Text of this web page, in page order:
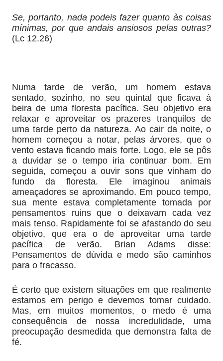
Se, portanto, nada podeis fazer quanto às coisas
mínimas, por que andais ansiosos pelas outras?
(Lc 12.26)
Numa tarde de verão, um homem estava
sentado, sozinho, no seu quintal que ficava à
beira de uma floresta pacífica. Seu objetivo era
relaxar e aproveitar os prazeres tranquilos de
uma tarde perto da natureza. Ao cair da noite, o
homem começou a notar, pelas árvores, que o
vento estava ficando mais forte. Logo, ele se pôs
a duvidar se o tempo iria continuar bom. Em
seguida, começou a ouvir sons que vinham do
fun­do da floresta. Ele imaginou animais
ameaçadores se aproximando. Em pouco tempo,
sua mente estava completamente tomada por
pensamen­tos ruins que o deixavam cada vez
mais tenso. Rapidamente foi se afastando do seu
objetivo, que era o de aproveitar uma tarde
pacífica de verão. Brian Adams disse:
Pensamentos de dúvida e medo são caminhos
para o fracasso.
É certo que existem situações em que realmente
estamos em perigo e devemos tomar cuidado.
Mas, em muitos momentos, o medo é uma
consequência de nossa incredulidade, uma
preocupação desmedida que demonstra falta de
fé.